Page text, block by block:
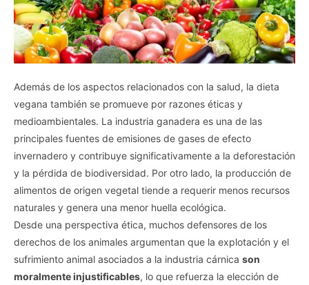
Además de los aspectos relacionados con la salud, la dieta
vegana también se promueve por razones éticas y
medioambientales. La industria ganadera es una de las
principales fuentes de emisiones de gases de efecto
invernadero y contribuye significativamente a la deforestación
y la pérdida de biodiversidad. Por otro lado, la producción de
alimentos de origen vegetal tiende a requerir menos recursos
naturales y genera una menor huella ecológica.
Desde una perspectiva ética, muchos defensores de los
derechos de los animales argumentan que la explotación y el
sufrimiento animal asociados a la industria cárnica son
moralmente injustificables, lo que refuerza la elección de